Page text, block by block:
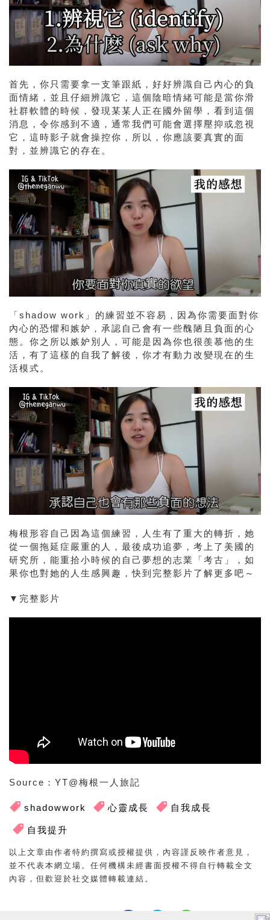
首先，你只需要拿一支筆跟紙，好好辨識自己內心的負
面情緒，並且仔細辨識它，這個陰暗情緒可能是當你滑
社群軟體的時候，發現某某人正在國外留學，看到這個
消息，令你感到不適，通常我們可能會選擇壓抑或忽視
它，這時影子就會操控你，所以，你應該要真實的面
對，並辨識它的存在。
「shadow work」的練習並不容易，因為你需要面對你
內心的恐懼和嫉妒，承認自己會有一些醜陋且負面的心
態。你之所以嫉妒別人，可能是因為你也很羨慕他的生
活，有了這樣的自我了解後，你才有動力改變現在的生
活模式。
梅根形容自己因為這個練習，人生有了重大的轉折，她
從一個拖延症嚴重的人，最後成功追夢，考上了美國的
研究所，能重拾小時候的自己夢想的志業「考古」，如
果你也對她的人生感興趣，快到完整影片了解更多吧～
▼完整影片
Source：YT@梅根一人旅記
shadowwork 心靈成長 自我成長
自我提升
以上文章由作者特約撰寫或授權提供，內容謹反映作者意見，
並不代表本網立場。任何機構未經書面授權不得自行轉載全文
內容，但歡迎於社交媒體轉載連結。